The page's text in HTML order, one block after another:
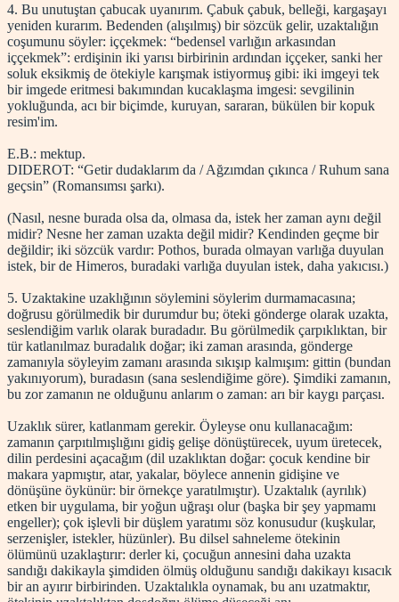
4. Bu unutuştan çabucak uyanırım. Çabuk çabuk, belleği, kargaşayı
yeniden kurarım. Bedenden (alışılmış) bir sözcük gelir, uzaktalığın
coşumunu söyler: iççekmek: “bedensel varlığın arkasından
iççekmek”: erdişinin iki yarısı birbirinin ardından iççeker, sanki her
soluk eksikmiş de ötekiyle karışmak istiyormuş gibi: iki imgeyi tek
bir imgede eritmesi bakımından kucaklaşma imgesi: sevgilinin
yokluğunda, acı bir biçimde, kuruyan, sararan, bükülen bir kopuk
resim'im.
E.B.: mektup.
DIDEROT: “Getir dudaklarım da / Ağzımdan çıkınca / Ruhum sana
geçsin” (Romansımsı şarkı).
(Nasıl, nesne burada olsa da, olmasa da, istek her zaman aynı değil
midir? Nesne her zaman uzakta değil midir? Kendinden geçme bir
değildir; iki sözcük vardır: Pothos, burada olmayan varlığa duyulan
istek, bir de Himeros, buradaki varlığa duyulan istek, daha yakıcısı.)
5. Uzaktakine uzaklığının söylemini söylerim durmamacasına;
doğrusu görülmedik bir durumdur bu; öteki gönderge olarak uzakta,
seslendiğim varlık olarak buradadır. Bu görülmedik çarpıklıktan, bir
tür katlanılmaz buradalık doğar; iki zaman arasında, gönderge
zamanıyla söyleyim zamanı arasında sıkışıp kalmışım: gittin (bundan
yakınıyorum), buradasın (sana seslendiğime göre). Şimdiki zamanın,
bu zor zamanın ne olduğunu anlarım o zaman: arı bir kaygı parçası.
Uzaklık sürer, katlanmam gerekir. Öyleyse onu kullanacağım:
zamanın çarpıtılmışlığını gidiş gelişe dönüştürecek, uyum üretecek,
dilin perdesini açacağım (dil uzaklıktan doğar: çocuk kendine bir
makara yapmıştır, atar, yakalar, böylece annenin gidişine ve
dönüşüne öykünür: bir örnekçe yaratılmıştır). Uzaktalık (ayrılık)
etken bir uygulama, bir yoğun uğraşı olur (başka bir şey yapmamı
engeller); çok işlevli bir düşlem yaratımı söz konusudur (kuşkular,
serzenişler, istekler, hüzünler). Bu dilsel sahneleme ötekinin
ölümünü uzaklaştırır: derler ki, çocuğun annesini daha uzakta
sandığı dakikayla şimdiden ölmüş olduğunu sandığı dakikayı kısacık
bir an ayırır birbirinden. Uzaktalıkla oynamak, bu anı uzatmaktır,